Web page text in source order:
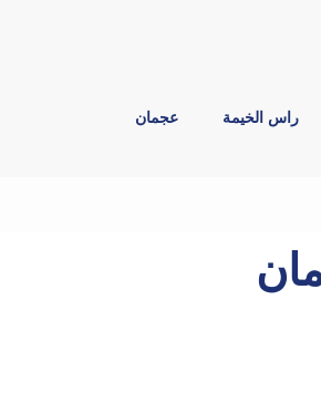
راس الخيمة عجمان
عجمان